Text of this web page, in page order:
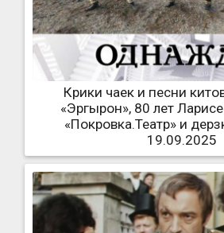
Крики чаек и песни
«Эргырон», 80 лет
«Покровка.Театр» и
19.09.2025